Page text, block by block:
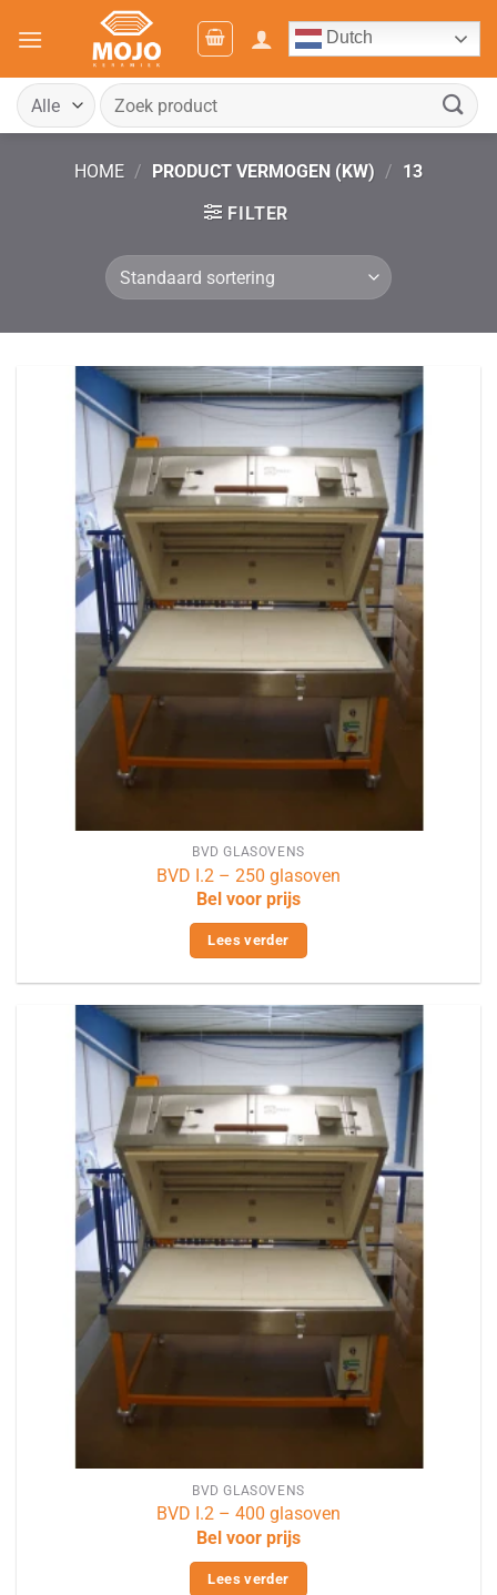
naar
Dutch
Zoeken
naar:
HOME / PRODUCT VERMOGEN (KW) / 13
FILTER
BVD GLASOVENS
BVD I.2 – 250 glasoven
Bel voor prijs
Lees verder
BVD GLASOVENS
BVD I.2 – 400 glasoven
Bel voor prijs
Lees verder